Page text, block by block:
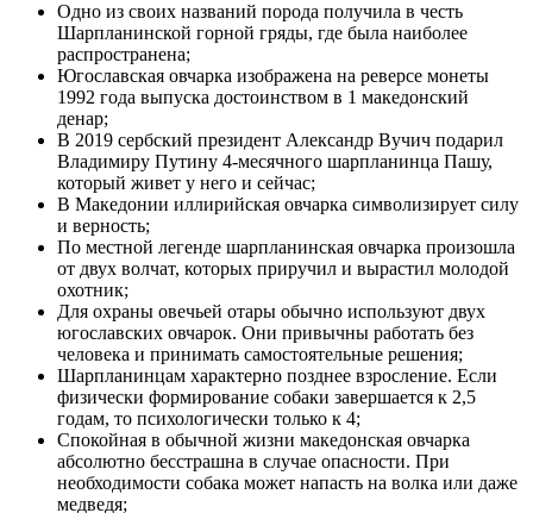
Одно из своих названий порода получила в честь
Шарпланинской горной гряды, где была наиболее
распространена;
Югославская овчарка изображена на реверсе монеты
1992 года выпуска достоинством в 1 македонский
денар;
В 2019 сербский президент Александр Вучич подарил
Владимиру Путину 4-месячного шарпланинца Пашу,
который живет у него и сейчас;
В Македонии иллирийская овчарка символизирует силу
и верность;
По местной легенде шарпланинская овчарка произошла
от двух волчат, которых приручил и вырастил молодой
охотник;
Для охраны овечьей отары обычно используют двух
югославских овчарок. Они привычны работать без
человека и принимать самостоятельные решения;
Шарпланинцам характерно позднее взросление. Если
физически формирование собаки завершается к 2,5
годам, то психологически только к 4;
Спокойная в обычной жизни македонская овчарка
абсолютно бесстрашна в случае опасности. При
необходимости собака может напасть на волка или даже
медведя;